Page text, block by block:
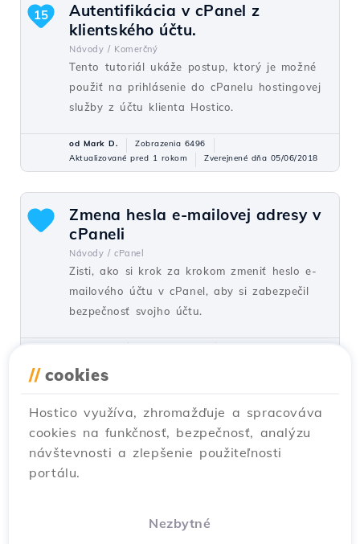
Autentifikácia v cPanel z
klientského účtu.
Návody / Komerčný
Tento tutoriál ukáže postup, ktorý je možné
použiť na prihlásenie do cPanelu hostingovej
služby z účtu klienta Hostico.
15
od Mark D.
Zobrazenia 6496
Aktualizované pred 1 rokom
Zverejnené dňa 05/06/2018
Zmena hesla e-mailovej adresy v
cPaneli
Návody / cPanel
Zisti, ako si krok za krokom zmeniť heslo e-
mailového účtu v cPanel, aby si zabezpečil
bezpečnosť svojho účtu.
Zmena hesla e-mailového účtu v
administrátorskom paneli
Webuzo
Návody /
administrátorskom paneli Webuzo.
// cookies
Hostico využíva, zhromažďuje a spracováva
cookies na funkčnosť, bezpečnosť, analýzu
návštevnosti a zlepšenie použiteľnosti
portálu.
Nezbytné